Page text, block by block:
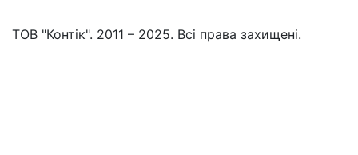
ТОВ "Контік". 2011 – 2025. Всі права захищені.